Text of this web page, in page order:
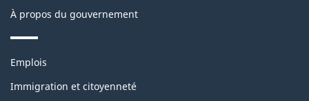
À propos du gouvernement
Thèmes
sujets
Emplois
Immigration et citoyenneté